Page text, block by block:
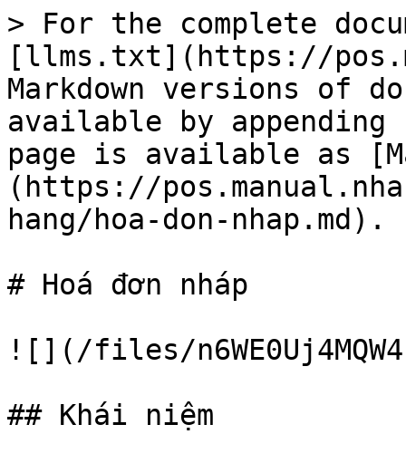
> For the complete
[llms.txt](https://
Markdown versions of
available by
page is available as
(https://
hang/hoa-don-nhap.md).
# Hoá đơn nháp
![](/files/
## Khái niệm